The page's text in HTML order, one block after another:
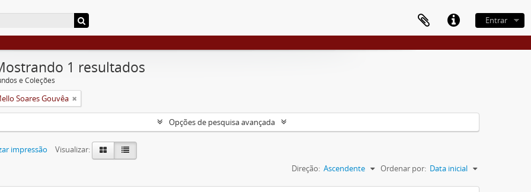
Entrar
1 resultados
e Coleções
Soares Gouvêa
Opções de pesquisa avançada
impressão
Visualizar:
Ordenar por: Data inicial
Direção: Ascendente